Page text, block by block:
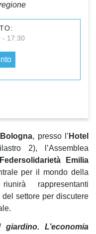
- 17:30
, presso l’ Hotel
2), l’Assemblea
Emilia
per il mondo della
rappresentanti
settore per discutere
L’economia